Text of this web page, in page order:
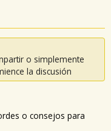
o simplemente
la discusión
o consejos para